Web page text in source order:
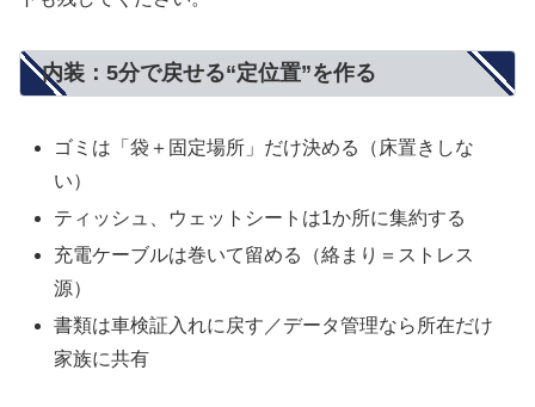
内装：5分で戻せる“定位置”を作る
ゴミは「袋＋固定場所」だけ決める（床置きしな
い）
ティッシュ、ウェットシートは1か所に集約する
充電ケーブルは巻いて留める（絡まり＝ストレス
源）
書類は車検証入れに戻す／データ管理なら所在だけ
家族に共有